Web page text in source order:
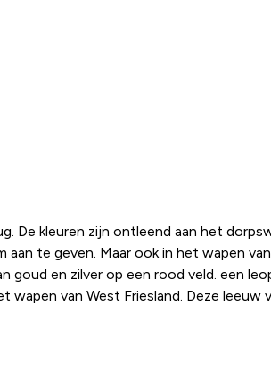
De kleuren zijn ontleend aan het
te geven. Maar ook in het wapen
en zilver op een rood veld. een
van West Friesland. Deze leeuw